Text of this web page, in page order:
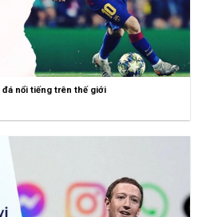
đá nổi tiếng trên thế giới